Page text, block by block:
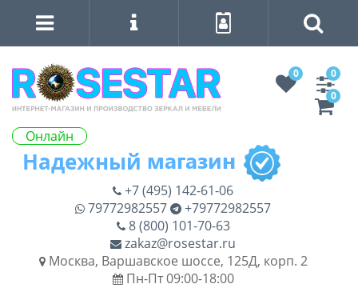
Онлайн
0
0
0
+7 (495) 142-61-06
79772982557
+79772982557
8 (800) 101-70-63
zakaz@rosestar.ru
Москва, Варшавское шоссе, 125Д, корп. 2
Пн-Пт 09:00-18:00